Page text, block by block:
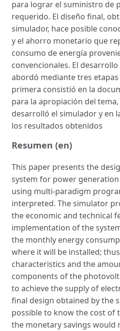
para lograr el suministro de
requerido. El diseño final,
simulador, hace posible
y el ahorro monetario que
consumo de energía
convencionales. El
abordó mediante tres
primera consistió en la
para la apropiación del
desarrolló el simulador y en
los resultados obtenidos
Resumen (en)
This paper presents the
system for power
using multi-paradigm
interpreted. The simulator
the economic and technical
implementation of the
the monthly energy
where it will be installed;
characteristics and the
components of the
to achieve the supply of
final design obtained by the
possible to know the cost of
the monetary savings would